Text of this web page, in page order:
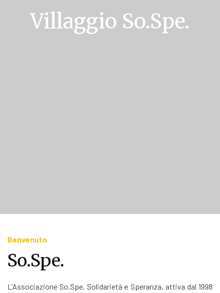
Villaggio So.Spe.
Benvenuto
So.Spe.
L'Associazione So.Spe. Solidarietà e Speranza, attiva dal 1998